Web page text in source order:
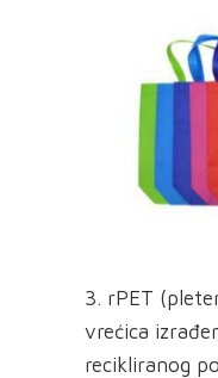
3. rPET
vrećica
recikliranog